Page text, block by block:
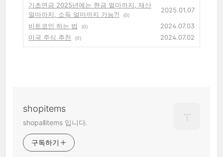
기초연금 2025년에는 현금 얼마까지, 재산
얼마까지, 소득 얼마까지 가능?!
(0)
2025.01.07
비트코인 하는 법
(0)
2024.07.03
미국 주식 추천
(0) 2024.07.02
shopitems
shopallitems 입니다.
구독하기